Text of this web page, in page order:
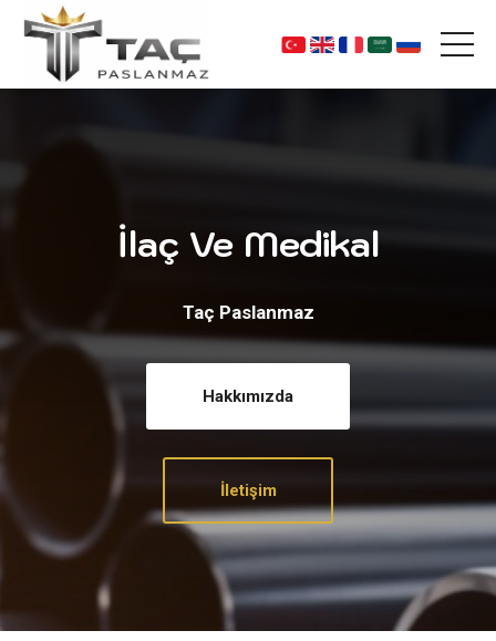
İlaç Ve Medikal
Taç Paslanmaz
Hakkımızda
İletişim